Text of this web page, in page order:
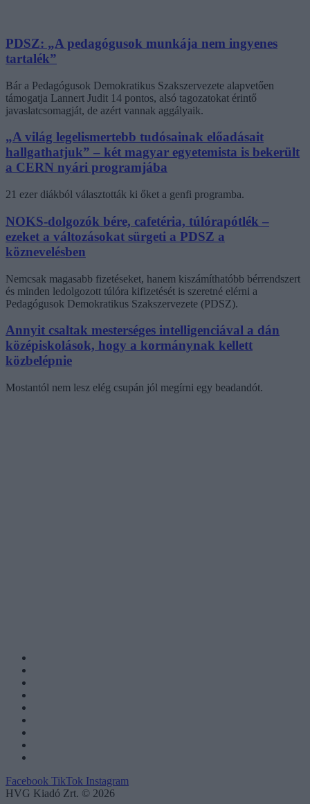
PDSZ: „A pedagógusok munkája nem ingyenes
tartalék”
Bár a Pedagógusok Demokratikus Szakszervezete alapvetően
támogatja Lannert Judit 14 pontos, alsó tagozatokat érintő
javaslatcsomagját, de azért vannak aggályaik.
„A világ legelismertebb tudósainak előadásait
hallgathatjuk” – két magyar egyetemista is bekerült
a CERN nyári programjába
21 ezer diákból választották ki őket a genfi programba.
NOKS-dolgozók bére, cafetéria, túlórapótlék –
ezeket a változásokat sürgeti a PDSZ a
köznevelésben
Nemcsak magasabb fizetéseket, hanem kiszámíthatóbb bérrendszert
és minden ledolgozott túlóra kifizetését is szeretné elérni a
Pedagógusok Demokratikus Szakszervezete (PDSZ).
Annyit csaltak mesterséges intelligenciával a dán
középiskolások, hogy a kormánynak kellett
közbelépnie
Mostantól nem lesz elég csupán jól megírni egy beadandót.
Facebook TikTok Instagram
HVG Kiadó Zrt. © 2026